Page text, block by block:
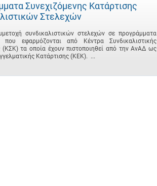
Συνεχιζόμενης Κατάρτισης
Στελεχών
συνδικαλιστικών στελεχών σε προγράμματα
που εφαρμόζονται από Κέντρα Συνδικαλιστικής
(ΚΣΚ) τα οποία έχουν πιστοποιηθεί από την ΑνΑΔ ως
Κατάρτισης (ΚΕΚ). ...